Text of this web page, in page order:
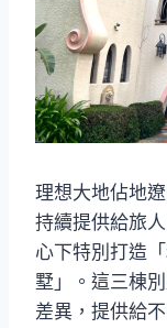
理想大地佔地
持續提供給旅
心下特別打造
墅」。這三棟
差異，提供給